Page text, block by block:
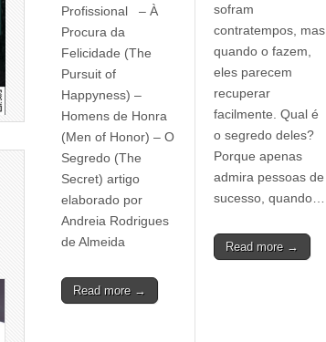
Profissional – À
Procura da
Felicidade (The
Pursuit of
Happyness) –
Homens de Honra
(Men of Honor) – O
Segredo (The
Secret) artigo
elaborado por
Andreia Rodrigues
de Almeida
Read more →
sofram
contratempos, mas
quando o fazem,
eles parecem
recuperar
facilmente. Qual é
o segredo deles?
Porque apenas
admira pessoas de
sucesso, quando…
Read more →